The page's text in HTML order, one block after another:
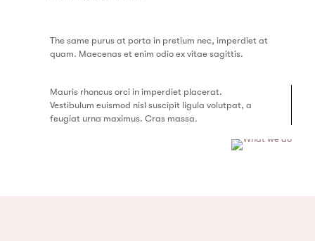
The same purus at porta in pretium nec, imperdiet at
quam. Maecenas et enim odio ex vitae sagittis.
Mauris rhoncus orci in imperdiet placerat.
Vestibulum euismod nisl suscipit ligula volutpat, a
feugiat urna maximus. Cras massa.